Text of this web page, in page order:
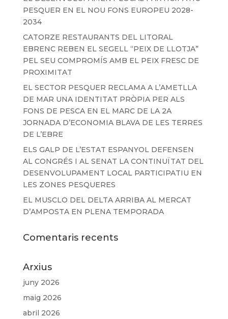
PESQUER EN EL NOU FONS EUROPEU 2028-
2034
CATORZE RESTAURANTS DEL LITORAL
EBRENC REBEN EL SEGELL “PEIX DE LLOTJA”
PEL SEU COMPROMÍS AMB EL PEIX FRESC DE
PROXIMITAT
EL SECTOR PESQUER RECLAMA A L’AMETLLA
DE MAR UNA IDENTITAT PRÒPIA PER ALS
FONS DE PESCA EN EL MARC DE LA 2A
JORNADA D’ECONOMIA BLAVA DE LES TERRES
DE L’EBRE
ELS GALP DE L’ESTAT ESPANYOL DEFENSEN
AL CONGRÉS I AL SENAT LA CONTINUÏTAT DEL
DESENVOLUPAMENT LOCAL PARTICIPATIU EN
LES ZONES PESQUERES
EL MUSCLO DEL DELTA ARRIBA AL MERCAT
D’AMPOSTA EN PLENA TEMPORADA
Comentaris recents
Arxius
juny 2026
maig 2026
abril 2026